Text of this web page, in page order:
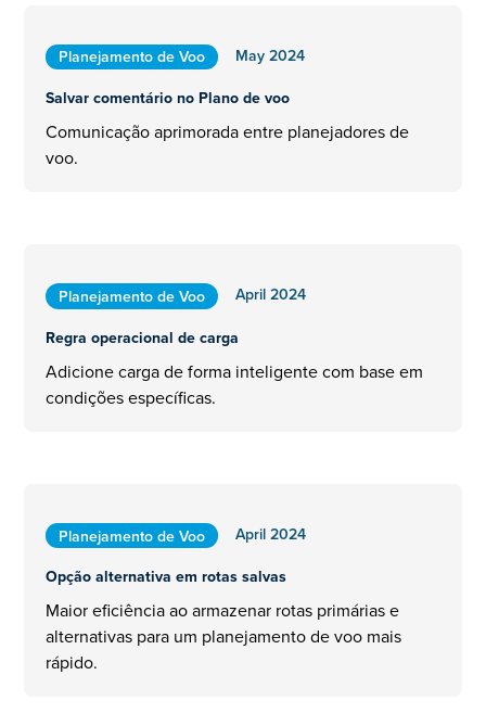
Planejamento de Voo
May 2024
Salvar comentário no Plano de voo
Comunicação aprimorada entre planejadores de
voo.
Planejamento de Voo
April 2024
Regra operacional de carga
Adicione carga de forma inteligente com base em
condições específicas.
Planejamento de Voo
April 2024
Opção alternativa em rotas salvas
Maior eficiência ao armazenar rotas primárias e
alternativas para um planejamento de voo mais
rápido.